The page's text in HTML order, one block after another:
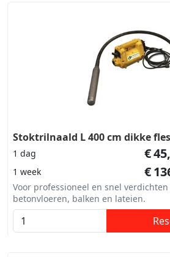
Stoktrilnaald L 400 cm dikke fles
1 dag €
1 week €
Voor professioneel en snel
betonvloeren, balken en lateien.